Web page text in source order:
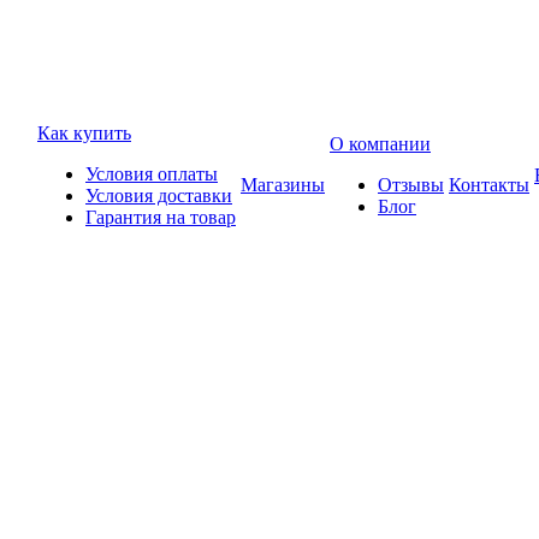
Как купить
Условия оплаты
Условия доставки
Гарантия на товар
Магазины
О компании
Отзывы
Блог
Контакты